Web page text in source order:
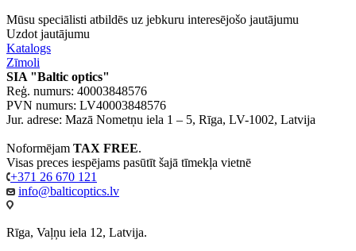
Mūsu speciālisti atbildēs uz jebkuru interesējošo jautājumu
Uzdot jautājumu
Katalogs
Zīmoli
SIA "Baltic optics"
Reģ. numurs: 40003848576
PVN numurs: LV40003848576
Jur. adrese: Mazā Nometņu iela 1 – 5, Rīga, LV-1002, Latvija
Noformējam TAX FREE.
Visas preces iespējams pasūtīt šajā tīmekļa vietnē
+371 26 670 121
info@balticoptics.lv
Rīga, Vaļņu iela 12, Latvija.